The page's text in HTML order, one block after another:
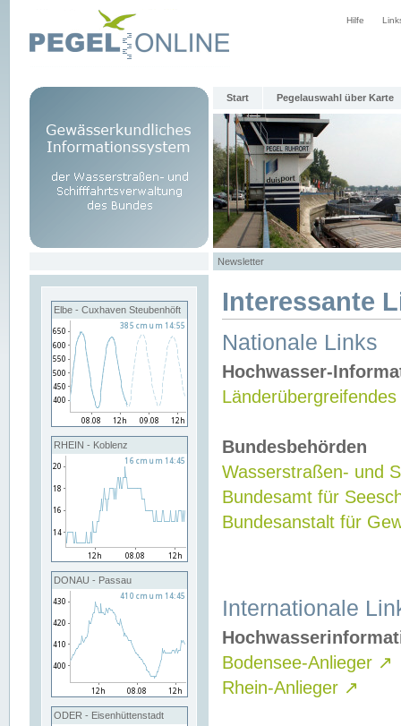
Hilfe
Start Pegelauswahl über Karte
Newsletter
Elbe - Cuxhaven Steubenhöft
RHEIN - Koblenz
DONAU - Passau
ODER - Eisenhüttenstadt
Interessante
Nationale Links
Hochwasser-
Bundesbehörden
Wasserstraßen- und
Bundesamt für
Bundesanstalt für
Internationale
Bodensee-Anlieger ↗
Rhein-Anlieger ↗